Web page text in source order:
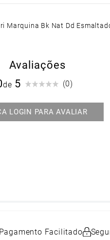
Marquina Bk Nat Dd
Avaliações
(0)
Facilitado